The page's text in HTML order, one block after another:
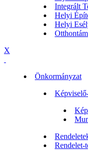
Integrált
Helyi
Helyi
X
Önkormányzat
Rendelet-